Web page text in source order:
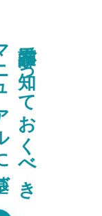
看
護
師
が
知
っ
て
お
く
べ
き
マ
ニ
ュ
ア
ル
に
基
づ
く
ペ
ン
ラ
イ
ト
の
使
い
方
は